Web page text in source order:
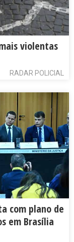
violentas
RADAR POLICIAL
com plano de
em Brasília